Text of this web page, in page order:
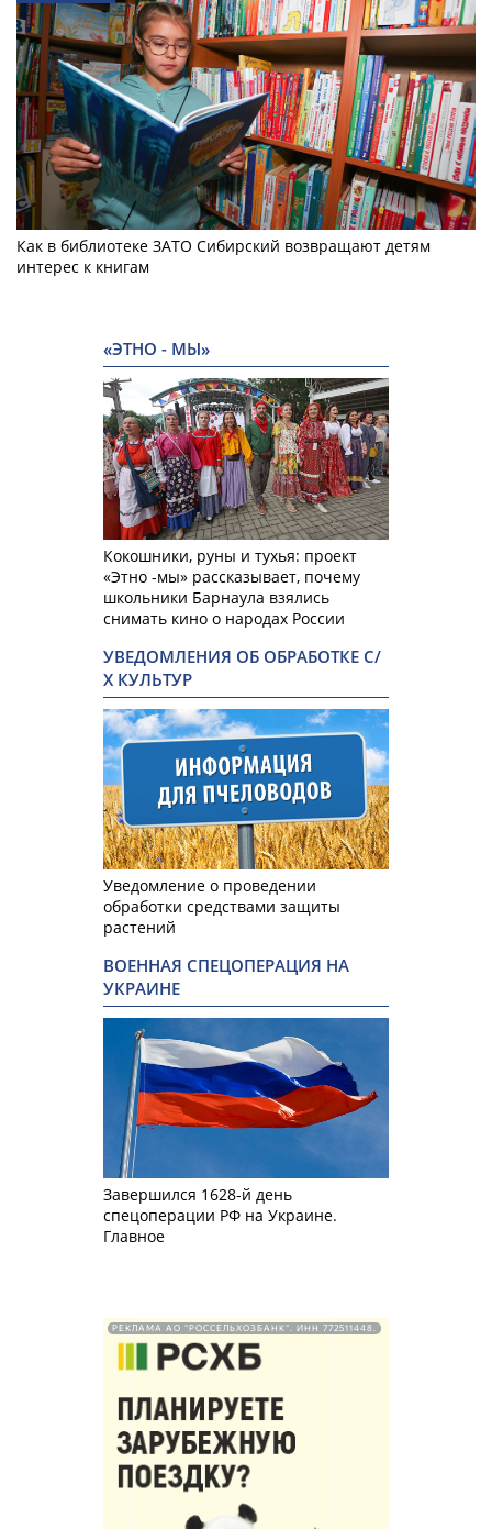
Как в библиотеке ЗАТО Сибирский возвращают детям
интерес к книгам
«ЭТНО - МЫ»
Кокошники, руны и тухья: проект
«Этно -мы» рассказывает, почему
школьники Барнаула взялись
снимать кино о народах России
УВЕДОМЛЕНИЯ ОБ ОБРАБОТКЕ С/
Х КУЛЬТУР
Уведомление о проведении
обработки средствами защиты
растений
ВОЕННАЯ СПЕЦОПЕРАЦИЯ НА
УКРАИНЕ
Завершился 1628-й день
спецоперации РФ на Украине.
Главное
РЕКЛАМА АО "РОССЕЛЬХОЗБАНК". ИНН 772511448.